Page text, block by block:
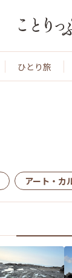
ひとり旅
アート・カ